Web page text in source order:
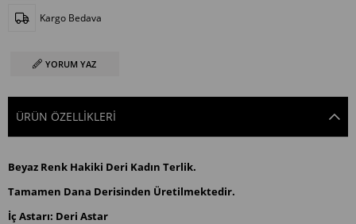
Kargo Bedava
YORUM YAZ
ÜRÜN ÖZELLIKLERI
Beyaz Renk Hakiki Deri Kadın Terlik.
Tamamen Dana Derisinden Üretilmektedir.
İç Astarı: Deri Astar